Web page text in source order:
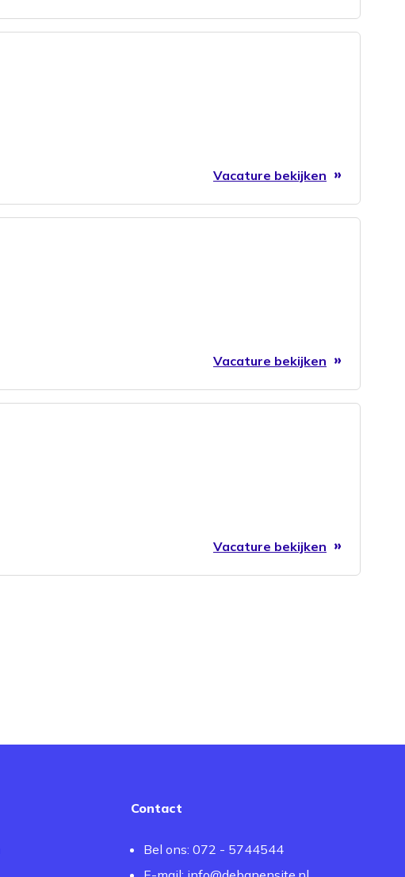
Vacature bekijken
Vacature bekijken
Vacature bekijken
Contact
Bel ons: 072 - 5744544